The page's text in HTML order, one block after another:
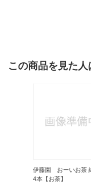
この商品を見た
伊藤園 おーいお茶
4本【お茶】